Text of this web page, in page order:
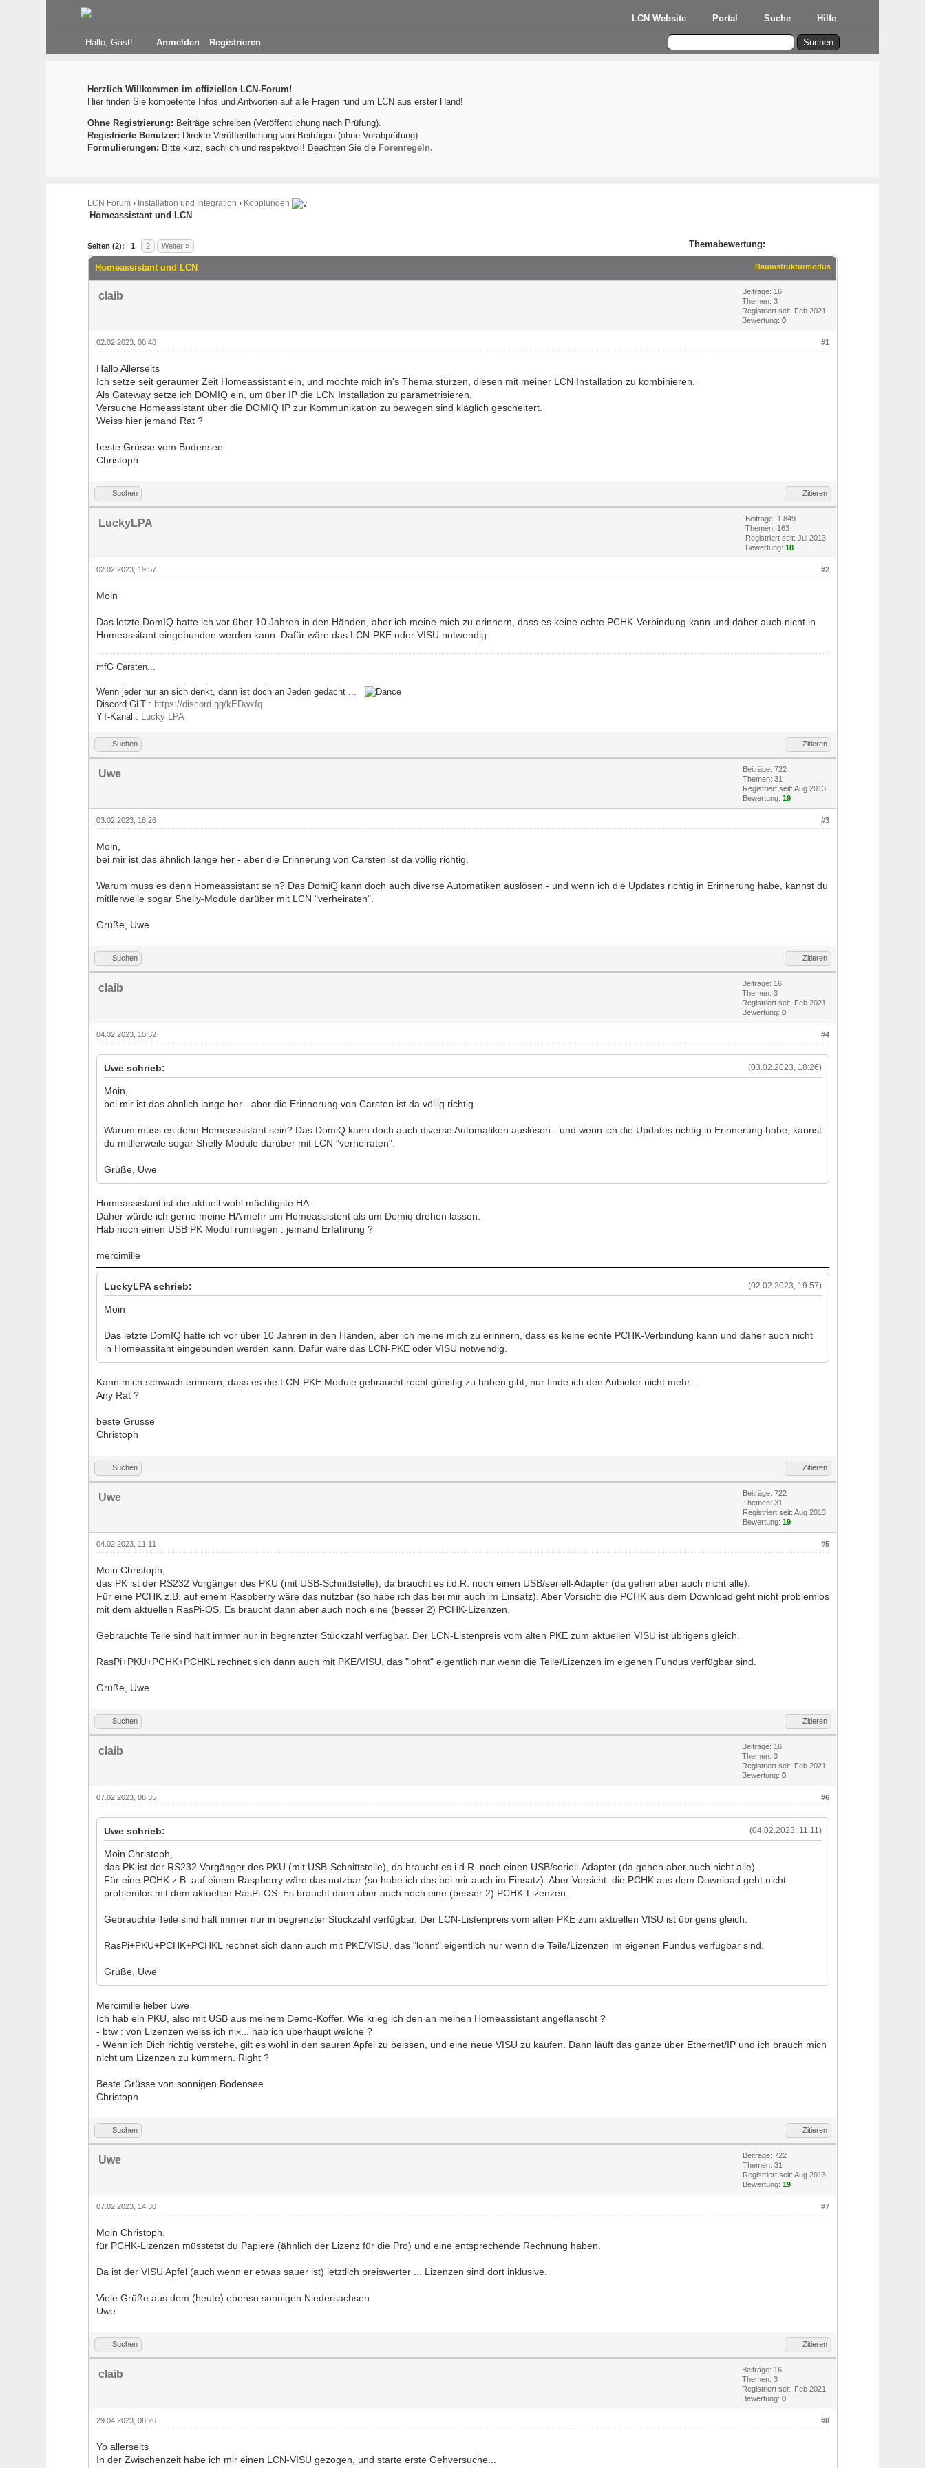
LCN Website Portal Suche Hilfe
Hallo, Gast! Anmelden Registrieren
Herzlich Willkommen im offiziellen LCN-Forum!
Hier finden Sie kompetente Infos und Antworten auf alle Fragen rund um LCN aus erster Hand!
Ohne Registrierung: Beiträge schreiben (Veröffentlichung nach Prüfung).
Registrierte Benutzer: Direkte Veröffentlichung von Beiträgen (ohne Vorabprüfung).
Formulierungen: Bitte kurz, sachlich und respektvoll! Beachten Sie die Forenregeln.
LCN Forum › Installation und Integration › Kopplungen
Homeassistant und LCN
Seiten (2): 1 2 Weiter » Themabewertung:
254 Bewertung(en) - 2.85 im Durchschnitt
12345
Baumstrukturmodus
Homeassistant und LCN
claib
Beiträge: 16
Themen: 3
Registriert seit: Feb 2021
Bewertung: 0
#1
02.02.2023, 08:48
Hallo Allerseits
Ich setze seit geraumer Zeit Homeassistant ein, und möchte mich in's Thema stürzen, diesen mit meiner LCN Installation zu kombinieren.
Als Gateway setze ich DOMIQ ein, um über IP die LCN Installation zu parametrisieren.
Versuche Homeassistant über die DOMIQ IP zur Kommunikation zu bewegen sind kläglich gescheitert.
Weiss hier jemand Rat ?
beste Grüsse vom Bodensee
Christoph
Suchen Zitieren
LuckyLPA
Beiträge: 1.849
Themen: 163
Registriert seit: Jul 2013
Bewertung: 18
#2
02.02.2023, 19:57
Moin
Das letzte DomIQ hatte ich vor über 10 Jahren in den Händen, aber ich meine mich zu erinnern, dass es keine echte PCHK-Verbindung kann und daher auch nicht in
Homeassitant eingebunden werden kann. Dafür wäre das LCN-PKE oder VISU notwendig.
mfG Carsten...
Wenn jeder nur an sich denkt, dann ist doch an Jeden gedacht ...
Discord GLT : https://discord.gg/kEDwxfq
YT-Kanal : Lucky LPA
Suchen Zitieren
Uwe
Beiträge: 722
Themen: 31
Registriert seit: Aug 2013
Bewertung: 19
#3
03.02.2023, 18:26
Moin,
bei mir ist das ähnlich lange her - aber die Erinnerung von Carsten ist da völlig richtig.
Warum muss es denn Homeassistant sein? Das DomiQ kann doch auch diverse Automatiken auslösen - und wenn ich die Updates richtig in Erinnerung habe, kannst du
mitllerweile sogar Shelly-Module darüber mit LCN "verheiraten".
Grüße, Uwe
Suchen Zitieren
claib
Beiträge: 16
Themen: 3
Registriert seit: Feb 2021
Bewertung: 0
#4
04.02.2023, 10:32
(03.02.2023, 18:26)
Uwe schrieb:
Moin,
bei mir ist das ähnlich lange her - aber die Erinnerung von Carsten ist da völlig richtig.
Warum muss es denn Homeassistant sein? Das DomiQ kann doch auch diverse Automatiken auslösen - und wenn ich die Updates richtig in Erinnerung habe, kannst
du mitllerweile sogar Shelly-Module darüber mit LCN "verheiraten".
Grüße, Uwe
Homeassistant ist die aktuell wohl mächtigste HA..
Daher würde ich gerne meine HA mehr um Homeassistent als um Domiq drehen lassen.
Hab noch einen USB PK Modul rumliegen : jemand Erfahrung ?
mercimille
(02.02.2023, 19:57)
LuckyLPA schrieb:
Moin
Das letzte DomIQ hatte ich vor über 10 Jahren in den Händen, aber ich meine mich zu erinnern, dass es keine echte PCHK-Verbindung kann und daher auch nicht
in Homeassitant eingebunden werden kann. Dafür wäre das LCN-PKE oder VISU notwendig.
Kann mich schwach erinnern, dass es die LCN-PKE Module gebraucht recht günstig zu haben gibt, nur finde ich den Anbieter nicht mehr...
Any Rat ?
beste Grüsse
Christoph
Suchen Zitieren
Uwe
Beiträge: 722
Themen: 31
Registriert seit: Aug 2013
Bewertung: 19
#5
04.02.2023, 11:11
Moin Christoph,
das PK ist der RS232 Vorgänger des PKU (mit USB-Schnittstelle), da braucht es i.d.R. noch einen USB/seriell-Adapter (da gehen aber auch nicht alle).
Für eine PCHK z.B. auf einem Raspberry wäre das nutzbar (so habe ich das bei mir auch im Einsatz). Aber Vorsicht: die PCHK aus dem Download geht nicht problemlos
mit dem aktuellen RasPi-OS. Es braucht dann aber auch noch eine (besser 2) PCHK-Lizenzen.
Gebrauchte Teile sind halt immer nur in begrenzter Stückzahl verfügbar. Der LCN-Listenpreis vom alten PKE zum aktuellen VISU ist übrigens gleich.
RasPi+PKU+PCHK+PCHKL rechnet sich dann auch mit PKE/VISU, das "lohnt" eigentlich nur wenn die Teile/Lizenzen im eigenen Fundus verfügbar sind.
Grüße, Uwe
Suchen Zitieren
claib
Beiträge: 16
Themen: 3
Registriert seit: Feb 2021
Bewertung: 0
#6
07.02.2023, 08:35
(04.02.2023, 11:11)
Uwe schrieb:
Moin Christoph,
das PK ist der RS232 Vorgänger des PKU (mit USB-Schnittstelle), da braucht es i.d.R. noch einen USB/seriell-Adapter (da gehen aber auch nicht alle).
Für eine PCHK z.B. auf einem Raspberry wäre das nutzbar (so habe ich das bei mir auch im Einsatz). Aber Vorsicht: die PCHK aus dem Download geht nicht
problemlos mit dem aktuellen RasPi-OS. Es braucht dann aber auch noch eine (besser 2) PCHK-Lizenzen.
Gebrauchte Teile sind halt immer nur in begrenzter Stückzahl verfügbar. Der LCN-Listenpreis vom alten PKE zum aktuellen VISU ist übrigens gleich.
RasPi+PKU+PCHK+PCHKL rechnet sich dann auch mit PKE/VISU, das "lohnt" eigentlich nur wenn die Teile/Lizenzen im eigenen Fundus verfügbar sind.
Grüße, Uwe
Mercimille lieber Uwe
Ich hab ein PKU, also mit USB aus meinem Demo-Koffer. Wie krieg ich den an meinen Homeassistant angeflanscht ?
- btw : von Lizenzen weiss ich nix... hab ich überhaupt welche ?
- Wenn ich Dich richtig verstehe, gilt es wohl in den sauren Apfel zu beissen, und eine neue VISU zu kaufen. Dann läuft das ganze über Ethernet/IP und ich brauch mich
nicht um Lizenzen zu kümmern. Right ?
Beste Grüsse von sonnigen Bodensee
Christoph
Suchen Zitieren
Uwe
Beiträge: 722
Themen: 31
Registriert seit: Aug 2013
Bewertung: 19
#7
07.02.2023, 14:30
Moin Christoph,
für PCHK-Lizenzen müsstetst du Papiere (ähnlich der Lizenz für die Pro) und eine entsprechende Rechnung haben.
Da ist der VISU Apfel (auch wenn er etwas sauer ist) letztlich preiswerter ... Lizenzen sind dort inklusive.
Viele Grüße aus dem (heute) ebenso sonnigen Niedersachsen
Uwe
Suchen Zitieren
claib
Beiträge: 16
Themen: 3
Registriert seit: Feb 2021
Bewertung: 0
#8
29.04.2023, 08:26
Yo allerseits
In der Zwischenzeit habe ich mir einen LCN-VISU gezogen, und starte erste Gehversuche...